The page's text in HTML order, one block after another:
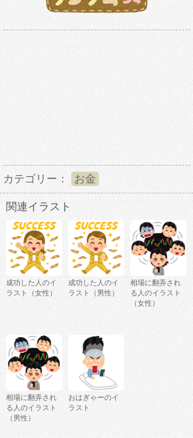
カテゴリー： お金
関連イラスト
成功した人のイ
ラスト（女性）
成功した人のイ
ラスト（男性）
相場に翻弄され
る人のイラスト
（女性）
相場に翻弄され
る人のイラスト
（男性）
おはぎゃーのイ
ラスト